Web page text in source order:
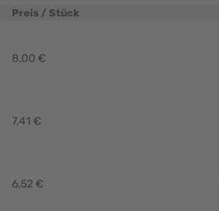
Preis / Stück
8,00 €
7,41 €
6,52 €